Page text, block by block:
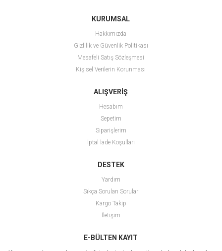
KURUMSAL
Hakkımızda
Gizlilik ve Güvenlik Politikası
Mesafeli Satış Sözleşmesi
Kişisel Verilerin Korunması
ALIŞVERİŞ
Hesabım
Sepetim
Siparişlerim
İptal İade Koşulları
DESTEK
Yardım
Sıkça Sorulan Sorular
Kargo Takip
İletişim
E-BÜLTEN KAYIT